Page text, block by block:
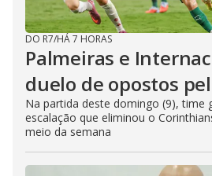
DO R7/HÁ 7 HORAS
Palmeiras e
duelo de opostos
Na partida deste domingo (9), time
escalação que eliminou o
meio da semana